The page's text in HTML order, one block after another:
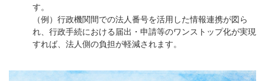
す。
（例）行政機関間での法人番号を活用した情報連携が図ら
れ、行政手続における届出・申請等のワンストップ化が実現
すれば、法人側の負担が軽減されます。